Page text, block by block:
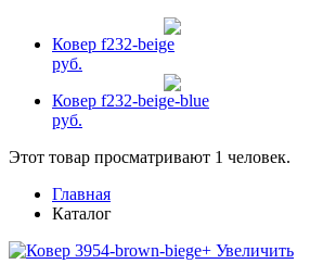
Ковер f232-beige
руб.
Ковер f232-beige-blue
руб.
Этот товар просматривают 1 человек.
Главная
Каталог
+ Увеличить